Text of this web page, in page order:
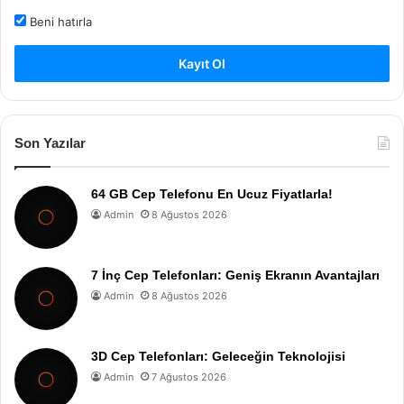
Beni hatırla
Kayıt Ol
Son Yazılar
64 GB Cep Telefonu En Ucuz Fiyatlarla!
Admin 8 Ağustos 2026
7 İnç Cep Telefonları: Geniş Ekranın Avantajları
Admin 8 Ağustos 2026
3D Cep Telefonları: Geleceğin Teknolojisi
Admin 7 Ağustos 2026